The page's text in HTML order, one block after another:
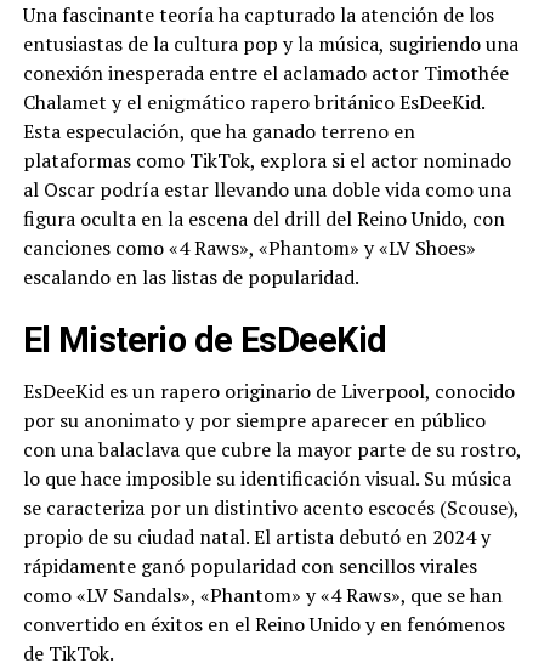
Una fascinante teoría ha capturado la atención de los
entusiastas de la cultura pop y la música, sugiriendo una
conexión inesperada entre el aclamado actor Timothée
Chalamet y el enigmático rapero británico EsDeeKid.
Esta especulación, que ha ganado terreno en
plataformas como TikTok, explora si el actor nominado
al Oscar podría estar llevando una doble vida como una
figura oculta en la escena del drill del Reino Unido, con
canciones como «4 Raws», «Phantom» y «LV Shoes»
escalando en las listas de popularidad.
El Misterio de EsDeeKid
EsDeeKid es un rapero originario de Liverpool, conocido
por su anonimato y por siempre aparecer en público
con una balaclava que cubre la mayor parte de su rostro,
lo que hace imposible su identificación visual. Su música
se caracteriza por un distintivo acento escocés (Scouse),
propio de su ciudad natal. El artista debutó en 2024 y
rápidamente ganó popularidad con sencillos virales
como «LV Sandals», «Phantom» y «4 Raws», que se han
convertido en éxitos en el Reino Unido y en fenómenos
de TikTok.